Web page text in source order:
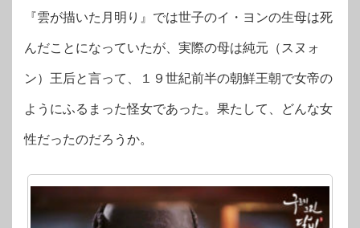
『雲が描いた月明り』では世子のイ・ヨンの生母は死
んだことになっていたが、実際の母は純元（スヌォ
ン）王后と言って、１９世紀前半の朝鮮王朝で女帝の
ようにふるまった怪女であった。果たして、どんな女
性だったのだろうか。